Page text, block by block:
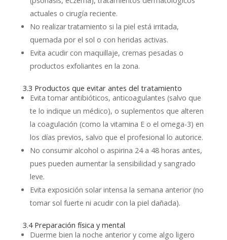
actuales o cirugía reciente.
No realizar tratamiento si la piel está irritada,
quemada por el sol o con heridas activas.
Evita acudir con maquillaje, cremas pesadas o
productos exfoliantes en la zona.
3.3 Productos que evitar antes del tratamiento
Evita tomar antibióticos, anticoagulantes (salvo que
te lo indique un médico), o suplementos que alteren
la coagulación (como la vitamina E o el omega-3) en
los días previos, salvo que el profesional lo autorice.
No consumir alcohol o aspirina 24 a 48 horas antes,
pues pueden aumentar la sensibilidad y sangrado
leve.
Evita exposición solar intensa la semana anterior (no
tomar sol fuerte ni acudir con la piel dañada).
3.4 Preparación física y mental
Duerme bien la noche anterior y come algo ligero